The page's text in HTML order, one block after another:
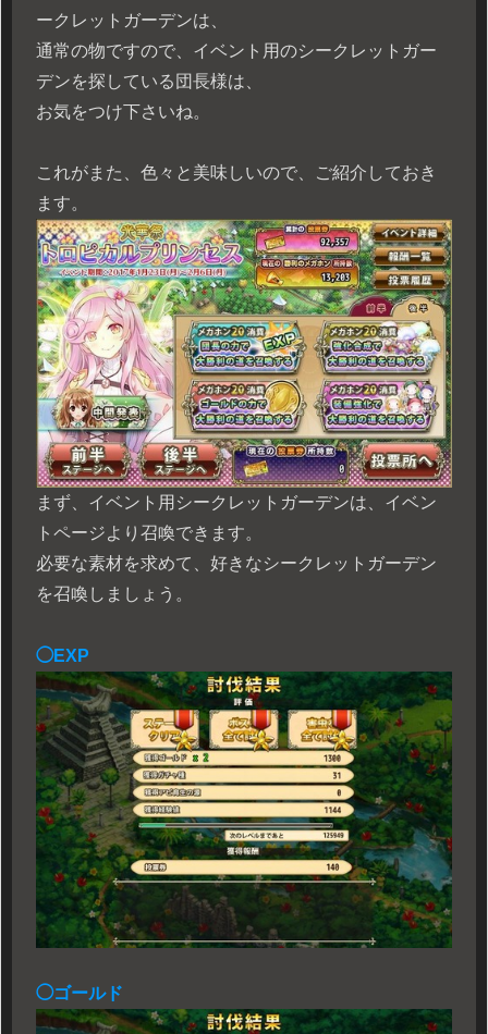
ークレットガーデンは、
通常の物ですので、イベント用のシークレットガー
デンを探している団長様は、
お気をつけ下さいね。
これがまた、色々と美味しいので、ご紹介しておき
ます。
まず、イベント用シークレットガーデンは、イベン
トページより召喚できます。
必要な素材を求めて、好きなシークレットガーデン
を召喚しましょう。
◯EXP
◯ゴールド